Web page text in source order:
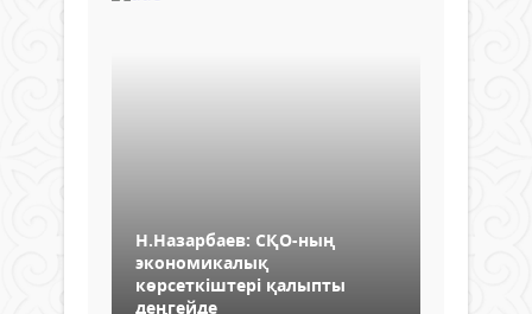
Н.Назарбаев: СҚО-ның
экономикалық
көрсеткіштері қалыпты
деңгейде